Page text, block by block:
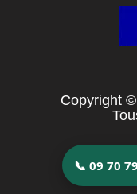
Copyright